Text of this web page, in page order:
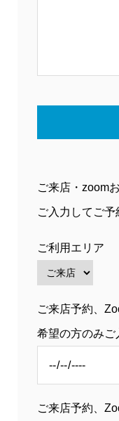
ご来店・zoom
ご入力してご予
ご利用エリア
ご来店予約、
希望の方のみご
ご来店予約、